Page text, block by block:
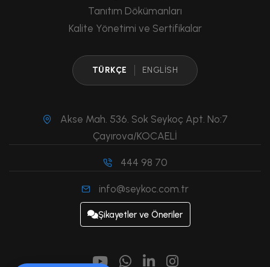
Tanıtım Dökümanları
Kalite Yönetimi ve Sertifikalar
TÜRKÇE ENGLISH
Akse Mah. 536. Sok Seykoç Apt. No:7
Çayırova/KOCAELİ
444 98 70
info@seykoc.com.tr
Şikayetler ve Öneriler